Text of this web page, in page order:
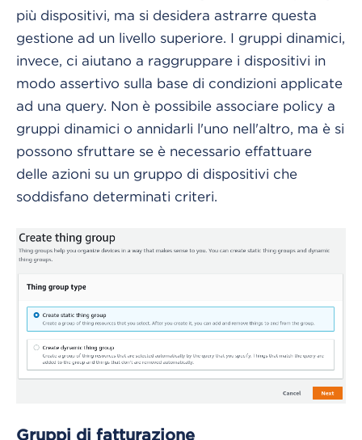
più dispositivi, ma si desidera astrarre questa
gestione ad un livello superiore. I gruppi dinamici,
invece, ci aiutano a raggruppare i dispositivi in
modo assertivo sulla base di condizioni applicate
ad una query. Non è possibile associare policy a
gruppi dinamici o annidarli l'uno nell'altro, ma è si
possono sfruttare se è necessario effattuare
delle azioni su un gruppo di dispositivi che
soddisfano determinati criteri.
Gruppi di fatturazione